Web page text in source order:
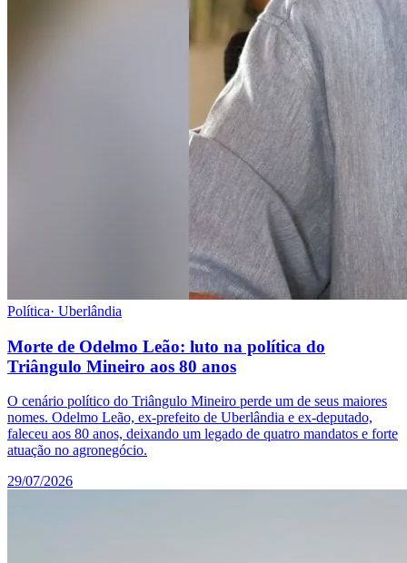
Política· Uberlândia
Morte de Odelmo Leão: luto na política do
Triângulo Mineiro aos 80 anos
O cenário político do Triângulo Mineiro perde um de seus maiores
nomes. Odelmo Leão, ex-prefeito de Uberlândia e ex-deputado,
faleceu aos 80 anos, deixando um legado de quatro mandatos e forte
atuação no agronegócio.
29/07/2026